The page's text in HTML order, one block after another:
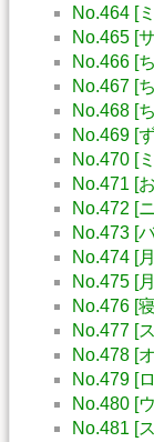
No.464 [
No.465 [
No.466 [
No.467 [
No.468 [
No.469 [
No.470 [
No.471 [
No.472 [
No.473 [
No.474 [
No.475 [
No.476 [
No.477 [
No.478 [
No.479 [
No.480 [
No.481 [